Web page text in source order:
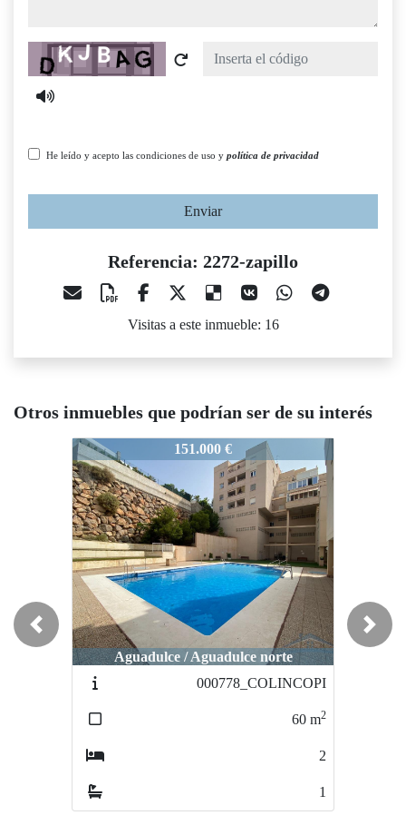
Captcha
He leído y acepto las condiciones de uso y política de privacidad
Enviar
Referencia: 2272-zapillo
Visitas a este inmueble: 16
Otros inmuebles que podrían ser de su interés
zapillo 151.000 €
Aguadulce / Aguadulce norte
000778_COLINCOPI
2272-zapillo 119.900 €
Aguadulce / Aguadulce sur
000141BAHIA_2
40m
Previous Next